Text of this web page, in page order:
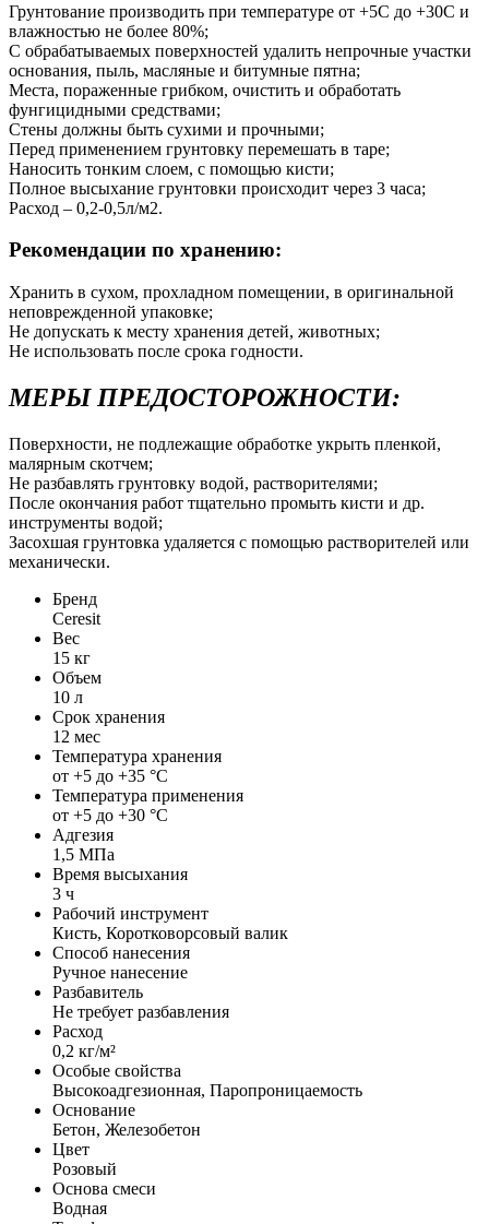
Грунтование производить при температуре от +5С до +30С и
влажностью не более 80%;
С обрабатываемых поверхностей удалить непрочные участки
основания, пыль, масляные и битумные пятна;
Места, пораженные грибком, очистить и обработать
фунгицидными средствами;
Стены должны быть сухими и прочными;
Перед применением грунтовку перемешать в таре;
Наносить тонким слоем, с помощью кисти;
Полное высыхание грунтовки происходит через 3 часа;
Расход – 0,2-0,5л/м2.
Рекомендации по хранению:
Хранить в сухом, прохладном помещении, в оригинальной
неповрежденной упаковке;
Не допускать к месту хранения детей, животных;
Не использовать после срока годности.
МЕРЫ ПРЕДОСТОРОЖНОСТИ:
Поверхности, не подлежащие обработке укрыть пленкой,
малярным скотчем;
Не разбавлять грунтовку водой, растворителями;
После окончания работ тщательно промыть кисти и др.
инструменты водой;
Засохшая грунтовка удаляется с помощью растворителей или
механически.
Бренд
Ceresit
Вес
15 кг
Объем
10 л
Срок хранения
12 мес
Температура хранения
от +5 до +35 °С
Температура применения
от +5 до +30 °С
Адгезия
1,5 МПа
Время высыхания
3 ч
Рабочий инструмент
Кисть, Коротковорсовый валик
Способ нанесения
Ручное нанесение
Разбавитель
Не требует разбавления
Расход
0,2 кг/м²
Особые свойства
Высокоадгезионная, Паропроницаемость
Основание
Бетон, Железобетон
Цвет
Розовый
Основа смеси
Водная